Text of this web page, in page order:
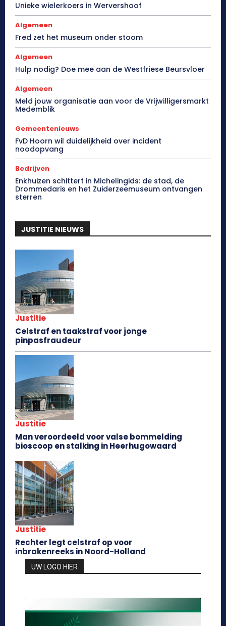
Unieke wielerkoers in Wervershoof
Algemeen
Fred zet het museum onder stoom
Algemeen
Hulp nodig? Doe mee aan de Westfriese Beursvloer
Algemeen
Meld jouw organisatie aan voor de Vrijwilligersmarkt
Medemblik
Gemeentenieuws
FvD Hoorn wil duidelijkheid over incident
noodopvang
Bedrijven
Enkhuizen schittert in Michelingids: de stad, de
Drommedaris en het Zuiderzeemuseum ontvangen
sterren
JUSTITIE NIEUWS
Justitie
Celstraf en taakstraf voor jonge
pinpasfraudeur
Justitie
Man veroordeeld voor valse bommelding
bioscoop en stalking in Heerhugowaard
Justitie
Rechter legt celstraf op voor
inbrakenreeks in Noord-Holland
UW LOGO HIER